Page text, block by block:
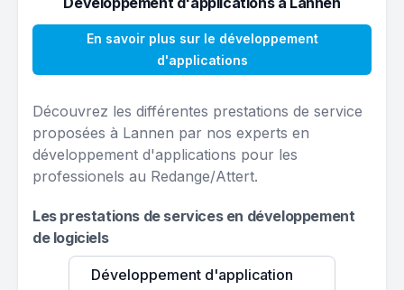
En savoir plus sur le développement
d'applications
Découvrez les différentes prestations de service
proposées à Lannen par nos experts en
développement d'applications pour les
professionels au Redange/Attert.
Les prestations de services en développement
de logiciels
Développement d'application